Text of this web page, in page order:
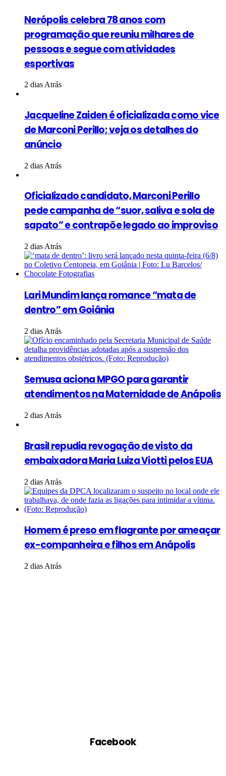
Nerópolis celebra 78 anos com
programação que reuniu milhares de
pessoas e segue com atividades
esportivas
2 dias Atrás
Jacqueline Zaiden é oficializada como vice
de Marconi Perillo; veja os detalhes do
anúncio
2 dias Atrás
Oficializado candidato, Marconi Perillo
pede campanha de “suor, saliva e sola de
sapato” e contrapõe legado ao improviso
2 dias Atrás
Lari Mundim lança romance “mata de
dentro” em Goiânia
2 dias Atrás
Semusa aciona MPGO para garantir
atendimentos na Maternidade de Anápolis
2 dias Atrás
Brasil repudia revogação de visto da
embaixadora Maria Luiza Viotti pelos EUA
2 dias Atrás
Homem é preso em flagrante por ameaçar
ex-companheira e filhos em Anápolis
2 dias Atrás
Facebook